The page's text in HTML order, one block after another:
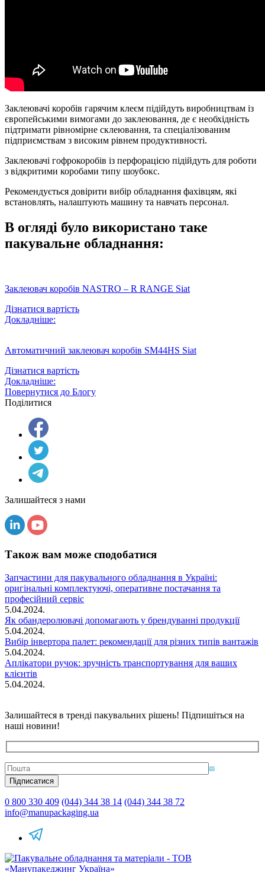
Заклеювачі коробів гарячим клеєм підійдуть виробництвам із
європейськими вимогами до заклеювання, де є необхідність
підтримати рівномірне склеювання, та спеціалізованим
підприємствам з високим рівнем продуктивності.
Заклеювачі гофрокоробів із перфорацією підійдуть для роботи
з відкритими коробами типу шоубокс.
Рекомендується довірити вибір обладнання фахівцям, які
встановлять, налаштують машину та навчать персонал.
В огляді було використано таке
пакувальне обладнання:
Заклеювач коробів NASTRO – R RANGE Siat
Дізнатися вартість
Докладніше:
Автоматичний заклеювач коробів SM44HS Siat
Дізнатися вартість
Докладніше:
Повернутися до Блогу
Поділитися
Залишайтеся з нами
Також вам може сподобатися
Запчастини для пакувального обладнання в Україні:
оригінальні комплектуючі, оперативне постачання та
професійний сервіс
5.04.2024.
Як обандеролювачі допомагають у брендуванні продукції
5.04.2024.
Вибір інвертора палет: рекомендації для різних типів вантажів
5.04.2024.
Аплікатори ручок: зручність транспортування для ваших
клієнтів
5.04.2024.
Залишайтеся в тренді пакувальних рішень! Підпишіться на
наші новини!
0 800 330 409 (044) 344 38 14 (044) 344 38 72
info@manupackaging.ua